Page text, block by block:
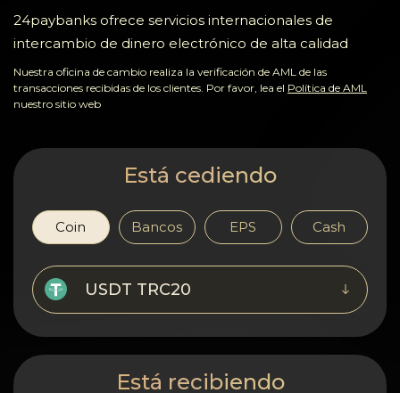
Reseñas
Reglas
AML/CFT
Confidencialidad
Contactos
Wiki
FAQ
Reputación
24paybanks ofrece servicios internacionales de
intercambio de dinero electrónico de alta calidad
Nuestra oficina de cambio realiza la verificación de AML de las
transacciones recibidas de los clientes. Por favor, lea el Política de AML
nuestro sitio web
Está cediendo
Coin Bancos EPS Cash
USDT TRC20
Está recibiendo